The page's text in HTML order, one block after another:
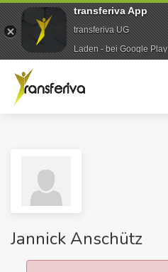
Jannick Anschütz
transferiva App
transferiva UG
Laden - bei Google Play